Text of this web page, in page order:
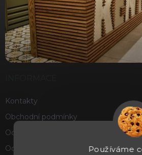
Používáme
Kontakty
Obchodní podmínky
Ochrana osobních údajů
Odstoupení od smlouvy